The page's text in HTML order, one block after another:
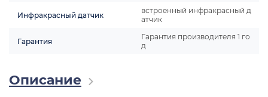
Инфракрасный датчик
встроенный инфракрасный д
атчик
Гарантия
Гарантия производителя 1 го
д
Описание